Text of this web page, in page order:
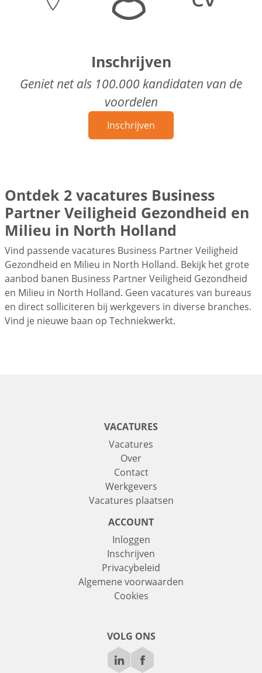
Inschrijven
Geniet net als 100.000 kandidaten van de
voordelen
Inschrijven
Ontdek 2 vacatures Business
Partner Veiligheid Gezondheid en
Milieu in North Holland
Vind passende vacatures Business Partner Veiligheid
Gezondheid en Milieu in North Holland. Bekijk het grote
aanbod banen Business Partner Veiligheid Gezondheid
en Milieu in North Holland. Geen vacatures van bureaus
en direct solliciteren bij werkgevers in diverse branches.
Vind je nieuwe baan op Techniekwerkt.
VACATURES
Vacatures
Over
Contact
Werkgevers
Vacatures plaatsen
ACCOUNT
Inloggen
Inschrijven
Privacybeleid
Algemene voorwaarden
Cookies
VOLG ONS